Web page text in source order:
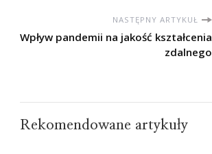
NASTĘPNY ARTYKUŁ
Wpływ pandemii na jakość kształcenia
zdalnego
Rekomendowane artykuły